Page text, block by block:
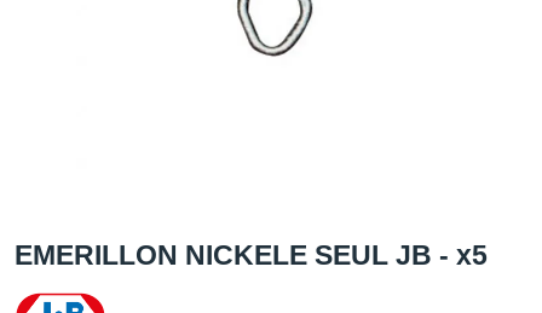
EMERILLON NICKELE SEUL JB - x5